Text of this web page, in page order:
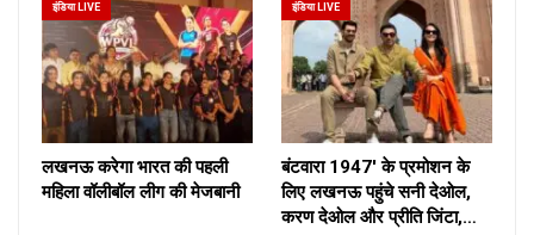
इंडिया LIVE
लखनऊ करेगा भारत की पहली
महिला वॉलीबॉल लीग की मेजबानी
इंडिया LIVE
बंटवारा 1947′ के प्रमोशन के
लिए लखनऊ पहुंचे सनी देओल,
करण देओल और प्रीति जिंटा,…